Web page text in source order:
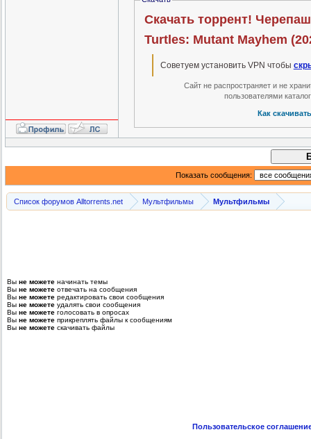
Скачать торрент!
Turtles: Mutant Mayhem
Советуем установить VPN чтобы
Сайт не распространяет и не
пользователями
Как
Показать сообщения:
Список форумов Alltorrents.net Мультфильмы Мультфильмы
Вы не можете начинать темы
Вы не можете отвечать на сообщения
Вы не можете редактировать свои сообщения
Вы не можете удалять свои сообщения
Вы не можете голосовать в опросах
Вы не можете прикреплять файлы к сообщениям
Вы не можете скачивать файлы
Пользовательское